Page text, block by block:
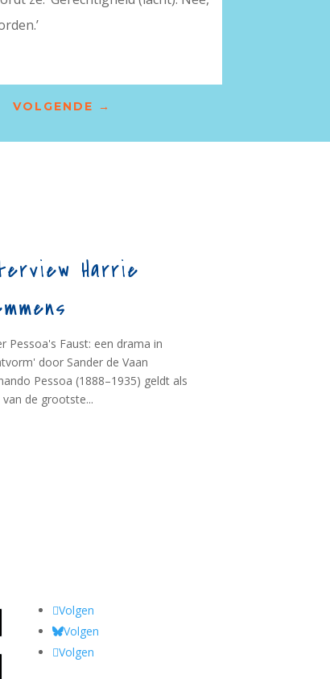
VOLGENDE →
Harrie
Pessoa's Faust: een drama in
door Sander de Vaan
Pessoa (1888–1935) geldt als
van de grootste...
Volgen
Volgen
Volgen